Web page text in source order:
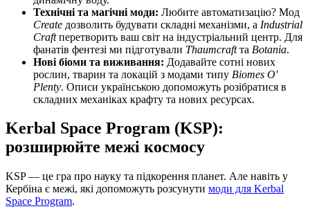
Технічні та магічні моди: Любите автоматизацію? Мод
Create дозволить будувати складні механізми, а Industrial
Craftперетворить ваш світ на індустріальний центр. Для
фанатів фентезі ми підготували Thaumcraftта Botania.
Нові біоми та виживання: Додавайте сотні нових
рослин, тварин та локацій з модами типу Biomes O'
Plenty. Описи українською допоможуть розібратися в
складних механіках крафту та нових ресурсах.
Kerbal Space Program (KSP):
розширюйте межі космосу
KSP — це гра про науку та підкорення планет. Але навіть у
Кербіна є межі, які допоможуть розсунути моди для Kerbal
Space Program.